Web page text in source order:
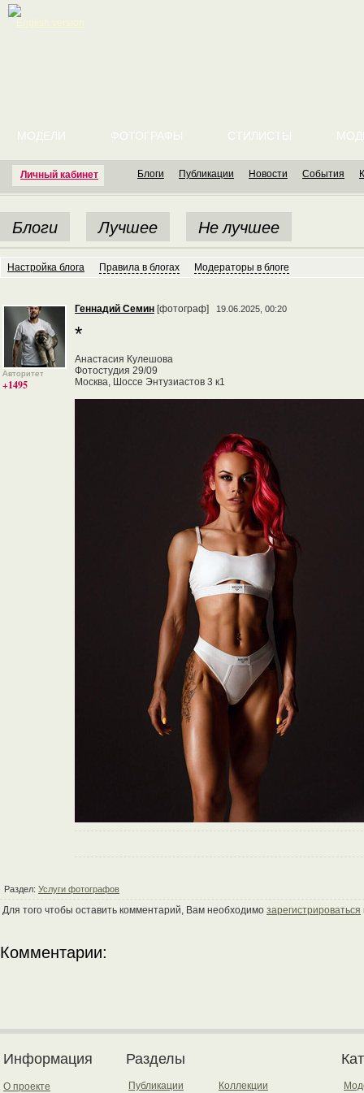
Личный кабинет
МОДЕЛИ ФОТОГРАФЫ СТИЛИСТЫ
Блоги Публикации Новости События
Блоги Лучшее Не лучшее
Настройка блога Правила в блогах Модераторы в блоге
Авторитет
+1495
Геннадий Семин [фотограф] 19.06.2025, 00:20
*
Анастасия Кулешова
Фотостудия 29/09
Москва, Шоссе Энтузиастов 3 к1
Раздел: Услуги фотографов
Для того чтобы оставить комментарий, Вам необходимо зарегистрироваться
Комментарии:
Информация
О проекте
Разделы
Публикации
Коллекции